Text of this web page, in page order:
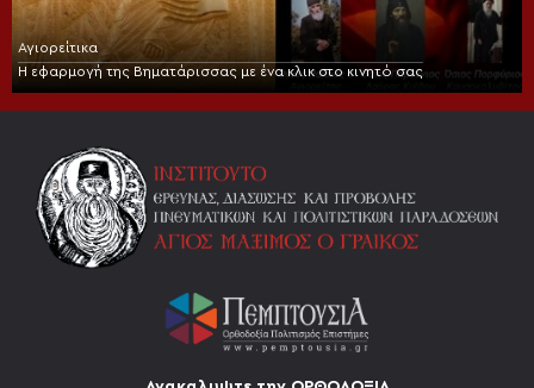
Αγιορείτικα
Η εφαρμογή της Βηματάρισσας με ένα κλικ στο κινητό σας